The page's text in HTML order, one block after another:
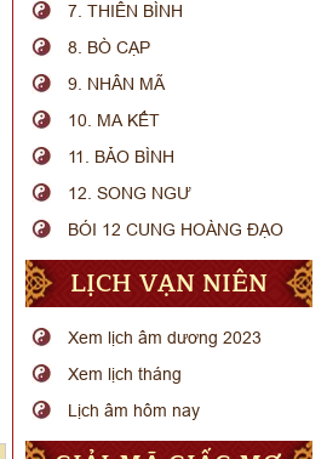
7. THIÊN BÌNH
8. BÒ CẠP
9. NHÂN MÃ
10. MA KẾT
11. BẢO BÌNH
12. SONG NGƯ
BÓI 12 CUNG HOÀNG ĐẠO
LỊCH VẠN NIÊN
Xem lịch âm dương 2023
Xem lịch tháng
Lịch âm hôm nay